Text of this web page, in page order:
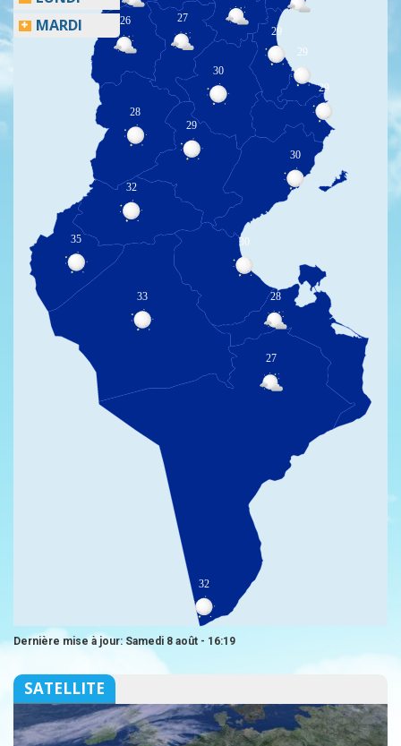
27
26
30
29
29
29
28
29
30
30
32
35
33 28
27
32
MARDI
Dernière mise à jour: Samedi 8 août - 16:19
SATELLITE